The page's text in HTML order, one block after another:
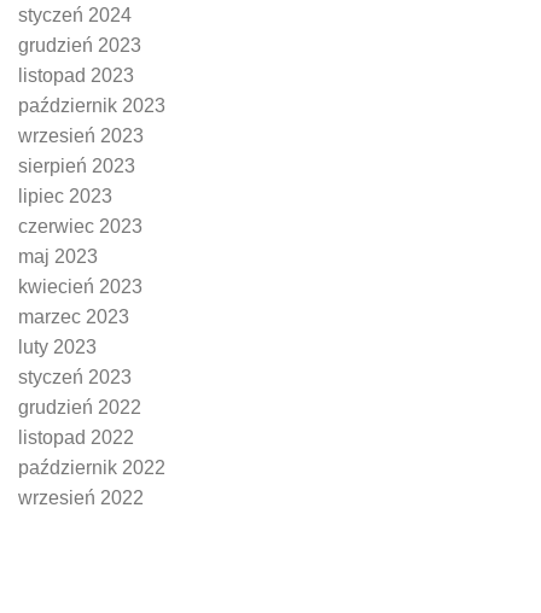
styczeń 2024
grudzień 2023
listopad 2023
październik 2023
wrzesień 2023
sierpień 2023
lipiec 2023
czerwiec 2023
maj 2023
kwiecień 2023
marzec 2023
luty 2023
styczeń 2023
grudzień 2022
listopad 2022
październik 2022
wrzesień 2022